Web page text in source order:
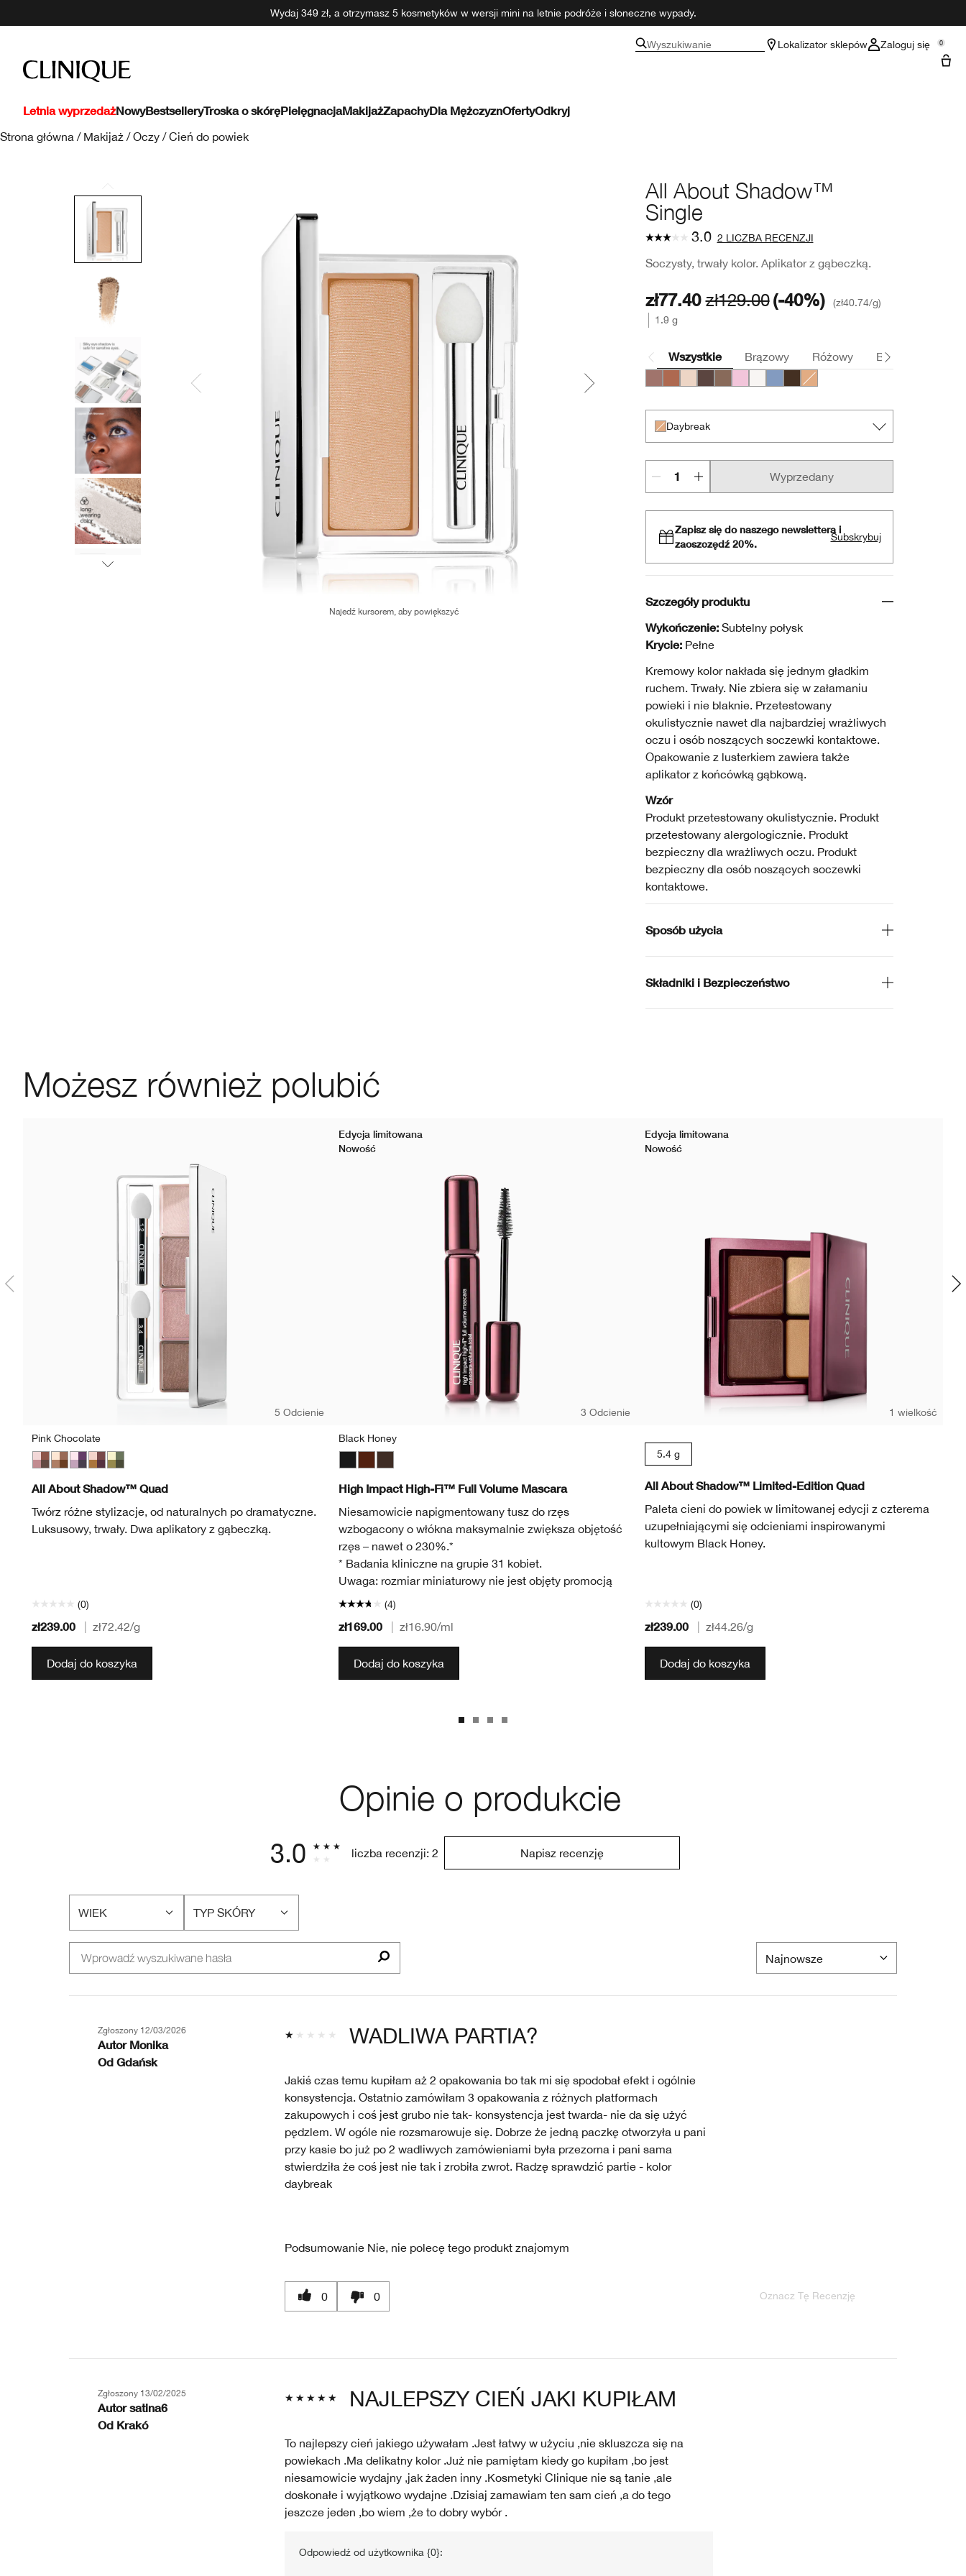
Wydaj 349 zł, a otrzymasz 5 kosmetyków w wersji mini na letnie podróże i słoneczne wypady.
Wyszukiwanie Lokalizator sklepów Zaloguj się 0
Letnia wyprzedażNowyBestselleryTroska o skóręPielęgnacjaMakijażZapachyDla MężczyznOfertyOdkryj
Strona główna / Makijaż / Oczy / Cień do powiek
All About Shadow™
Single
3.0 2 LICZBA RECENZJI
Soczysty, trwały kolor. Aplikator z gąbeczką.
Najedź kursorem, aby powiększyć
zł77.40zł129.00(-40%) zł40.74/g
1.9 g
Wszystkie Brązowy Różowy Beżowy
Daybreak
Wyprzedany
Zapisz się do naszego newslettera i
zaoszczędź 20%.
Subskrybuj
Szczegóły produktu
Wykończenie: Subtelny połysk
Krycie: Pełne
Kremowy kolor nakłada się jednym gładkim
ruchem. Trwały. Nie zbiera się w załamaniu
powieki i nie blaknie. Przetestowany
okulistycznie nawet dla najbardziej wrażliwych
oczu i osób noszących soczewki kontaktowe.
Opakowanie z lusterkiem zawiera także
aplikator z końcówką gąbkową.
Wzór
Produkt przetestowany okulistycznie. Produkt
przetestowany alergologicznie. Produkt
bezpieczny dla wrażliwych oczu. Produkt
bezpieczny dla osób noszących soczewki
kontaktowe.
Sposób użycia
Składniki i Bezpieczeństwo
Możesz również polubić
5 Odcienie
Pink Chocolate
All About Shadow™ Quad
Twórz różne stylizacje, od naturalnych po dramatyczne.
Luksusowy, trwały. Dwa aplikatory z gąbeczką.
(0)
zł239.00 zł72.42/g
Dodaj do koszyka
Edycja limitowana
Nowość
3 Odcienie
Black Honey
High Impact High-Fi™ Full Volume Mascara
Niesamowicie napigmentowany tusz do rzęs
wzbogacony o włókna maksymalnie zwiększa objętość
rzęs – nawet o 230%.*
* Badania kliniczne na grupie 31 kobiet.
Uwaga: rozmiar miniaturowy nie jest objęty promocją
(4)
zł169.00 zł16.90/ml
Dodaj do koszyka
Edycja limitowana
Nowość
1 wielkość
5.4 g
All About Shadow™ Limited-Edition Quad
Paleta cieni do powiek w limitowanej edycji z czterema
uzupełniającymi się odcieniami inspirowanymi
kultowym Black Honey.
(0)
zł239.00 zł44.26/g
Dodaj do koszyka
Opinie o produkcie
3.0 liczba recenzji: 2 Napisz recenzję
WIEK
FILTRUJ
WIEK
TYP SKÓRY
FILTRUJ
TYP
WADLIWA PARTIA?
Zgłoszony 12/03/2026
Autor Monika
Od Gdańsk
Jakiś czas temu kupiłam aż 2 opakowania bo tak mi się spodobał efekt i ogólnie
konsystencja. Ostatnio zamówiłam 3 opakowania z różnych platformach
zakupowych i coś jest grubo nie tak- konsystencja jest twarda- nie da się użyć
pędzlem. W ogóle nie rozsmarowuje się. Dobrze że jedną paczkę otworzyła u pani
przy kasie bo już po 2 wadliwych zamówieniami była przezorna i pani sama
stwierdziła że coś jest nie tak i zrobiła zwrot. Radzę sprawdzić partie - kolor
daybreak
Podsumowanie Nie, nie polecę tego produkt znajomym
0 0 Oznacz Tę Recenzję
NAJLEPSZY CIEŃ JAKI KUPIŁAM
Zgłoszony 13/02/2025
Autor satina6
Od Krakó
To najlepszy cień jakiego używałam .Jest łatwy w użyciu ,nie skluszcza się na
powiekach .Ma delikatny kolor .Już nie pamiętam kiedy go kupiłam ,bo jest
niesamowicie wydajny ,jak żaden inny .Kosmetyki Clinique nie są tanie ,ale
doskonałe i wyjątkowo wydajne .Dzisiaj zamawiam ten sam cień ,a do tego
jeszcze jeden ,bo wiem ,że to dobry wybór .
Odpowiedź od użytkownika {0}: